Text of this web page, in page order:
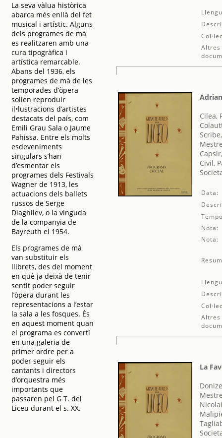
La seva vàlua històrica
abarca més enllà del fet
musical i artístic. Alguns
dels programes de mà
es realitzaren amb una
cura tipogràfica i
artística remarcable.
Abans del 1936, els
programes de mà de les
temporades d’òpera
solien reproduir
il•lustracions d’artistes
destacats del país, com
Emili Grau Sala o Jaume
Pahissa. Entre els molts
esdeveniments
singulars s’han
d’esmentar els
programes dels Festivals
Wagner de 1913, les
actuacions dels ballets
russos de Serge
Diaghilev, o la vinguda
de la companyia de
Bayreuth el 1954.
Els programes de mà
van substituir els
llibrets, des del moment
en què ja deixà de tenir
sentit poder seguir
l’òpera durant les
representacions a l’estar
la sala a les fosques. És
en aquest moment quan
el programa es convertí
en una galeria de
primer ordre per a
poder seguir els
cantants i directors
d’orquestra més
importants que
passaren pel G T. del
Liceu durant el s. XX.
Altres
Cilea,
Civil,
Data:
Nota:
Nota:
Altres
La